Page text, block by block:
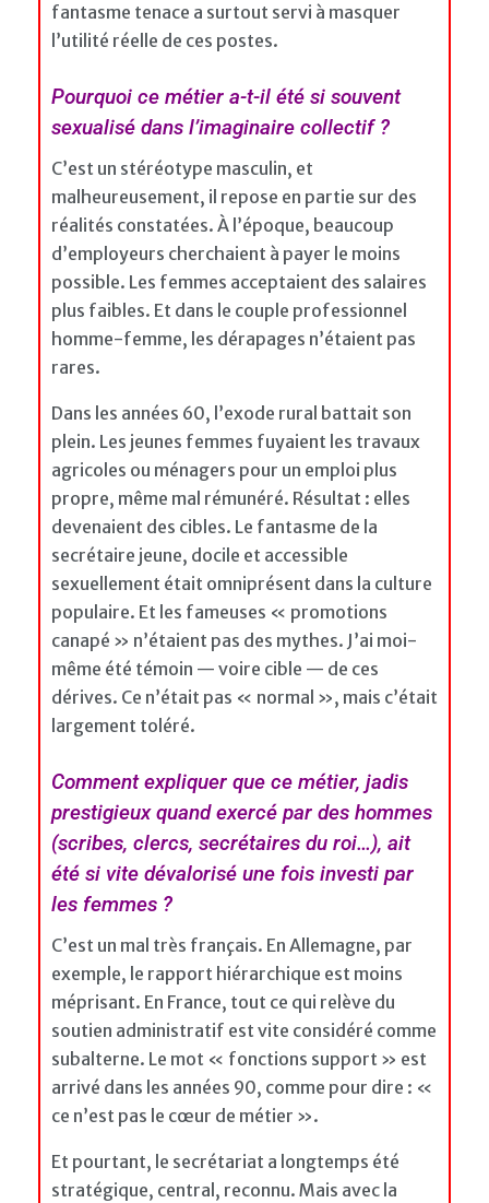
fantasme tenace a surtout servi à masquer
l’utilité réelle de ces postes.
Pourquoi ce métier a-t-il été si souvent
sexualisé dans l’imaginaire collectif ?
C’est un stéréotype masculin, et
malheureusement, il repose en partie sur des
réalités constatées. À l’époque, beaucoup
d’employeurs cherchaient à payer le moins
possible. Les femmes acceptaient des salaires
plus faibles. Et dans le couple professionnel
homme-femme, les dérapages n’étaient pas
rares.
Dans les années 60, l’exode rural battait son
plein. Les jeunes femmes fuyaient les travaux
agricoles ou ménagers pour un emploi plus
propre, même mal rémunéré. Résultat : elles
devenaient des cibles. Le fantasme de la
secrétaire jeune, docile et accessible
sexuellement était omniprésent dans la culture
populaire. Et les fameuses « promotions
canapé » n’étaient pas des mythes. J’ai moi-
même été témoin — voire cible — de ces
dérives. Ce n’était pas « normal », mais c’était
largement toléré.
Comment expliquer que ce métier, jadis
prestigieux quand exercé par des hommes
(scribes, clercs, secrétaires du roi…), ait
été si vite dévalorisé une fois investi par
les femmes ?
C’est un mal très français. En Allemagne, par
exemple, le rapport hiérarchique est moins
méprisant. En France, tout ce qui relève du
soutien administratif est vite considéré comme
subalterne. Le mot « fonctions support » est
arrivé dans les années 90, comme pour dire : «
ce n’est pas le cœur de métier ».
Et pourtant, le secrétariat a longtemps été
stratégique, central, reconnu. Mais avec la